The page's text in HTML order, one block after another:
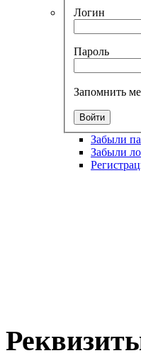
Логин
Пароль
Запомнить
Забыли
Забыли